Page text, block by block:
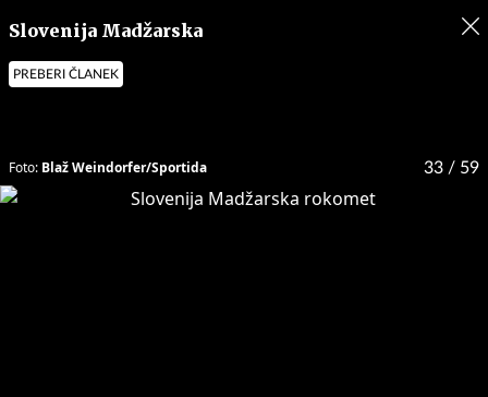
Slovenija Madžarska
PREBERI ČLANEK
33 / 59
Foto: Blaž Weindorfer/Sportida